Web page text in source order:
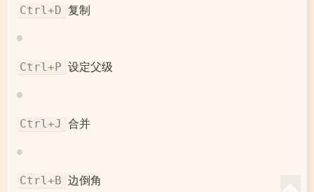
Ctrl+D 复制
Ctrl+P 设定父级
Ctrl+J 合并
Ctrl+B 边倒角